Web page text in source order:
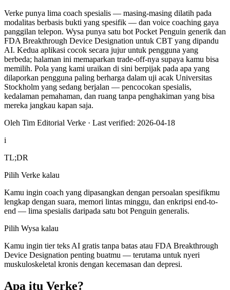
Verke punya lima coach spesialis — masing-masing dilatih pada
modalitas berbasis bukti yang spesifik — dan voice coaching gaya
panggilan telepon. Wysa punya satu bot Pocket Penguin generik dan
FDA Breakthrough Device Designation untuk CBT yang dipandu
AI. Kedua aplikasi cocok secara jujur untuk pengguna yang
berbeda; halaman ini memaparkan trade-off-nya supaya kamu bisa
memilih. Pola yang kami uraikan di sini berpijak pada apa yang
dilaporkan pengguna paling berharga dalam uji acak Universitas
Stockholm yang sedang berjalan — pencocokan spesialis,
kedalaman pemahaman, dan ruang tanpa penghakiman yang bisa
mereka jangkau kapan saja.
Oleh Tim Editorial Verke · Last verified: 2026-04-18
i
TL;DR
Pilih Verke kalau
Kamu ingin coach yang dipasangkan dengan persoalan spesifikmu
lengkap dengan suara, memori lintas minggu, dan enkripsi end-to-
end — lima spesialis daripada satu bot Penguin generalis.
Pilih Wysa kalau
Kamu ingin tier teks AI gratis tanpa batas atau FDA Breakthrough
Device Designation penting buatmu — terutama untuk nyeri
muskuloskeletal kronis dengan kecemasan dan depresi.
Apa itu Verke?